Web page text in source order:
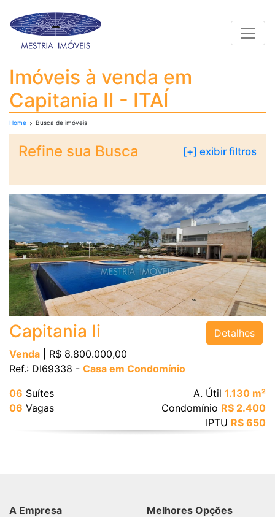
Imóveis à venda em
Imóveis à venda em
Capitania II - ITAÍ
Home Busca de imóveis
Capitania Ii
Venda | R$ 8.800.000,00
Ref.: DI69338 - Casa em Condomínio
Detalhes
06 Suítes
06 Vagas
A. Útil 1.130 m²
Condomínio R$ 2.400
IPTU R$ 650
Refine sua Busca [+] exibir filtros
Bairro
Valor
A Empresa Melhores Opções